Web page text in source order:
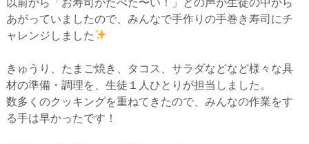
あがっていましたので、みんなで手作りの手巻き寿司にチ
ャレンジしました
きゅうり、たまご焼き、タコス、サラダなどなど様々な具
材の準備・調理を、生徒１人ひとりが担当しました。
数多くのクッキングを重ねてきたので、みんなの作業をす
る手は早かったです！